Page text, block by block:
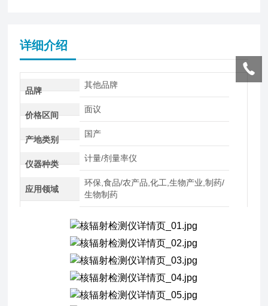
详细介绍
品牌
其他品牌
价格区间
面议
产地类别
国产
仪器种类
计量/剂量率仪
应用领域
环保,食品/农产品,化工,生物产业,制药/
生物制药